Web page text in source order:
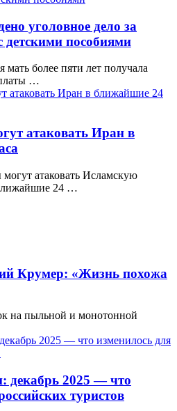
уголовное дело за
детскими пособиями
более пяти лет получала
…
атаковать Иран в
атаковать Исламскую
24 …
Крумер: «Жизнь похожа
на пыльной и монотонной
декабрь 2025 — что
туристов